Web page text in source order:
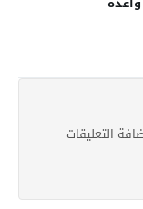
التعليقات